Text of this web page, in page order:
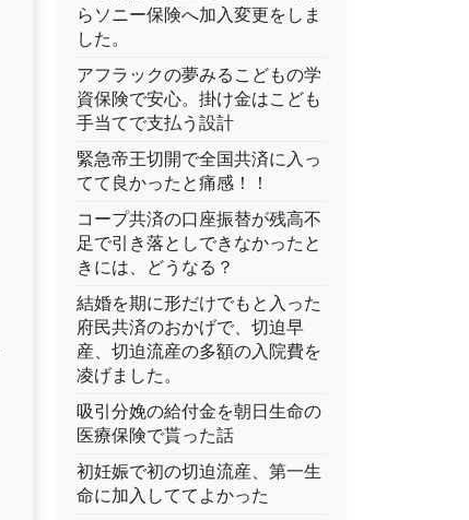
らソニー保険へ加入変更をしま
した。
アフラックの夢みるこどもの学
資保険で安心。掛け金はこども
手当てで支払う設計
緊急帝王切開で全国共済に入っ
てて良かったと痛感！！
コープ共済の口座振替が残高不
足で引き落としできなかったと
きには、どうなる？
結婚を期に形だけでもと入った
府民共済のおかげで、切迫早
産、切迫流産の多額の入院費を
凌げました。
吸引分娩の給付金を朝日生命の
医療保険で貰った話
初妊娠で初の切迫流産、第一生
命に加入しててよかった